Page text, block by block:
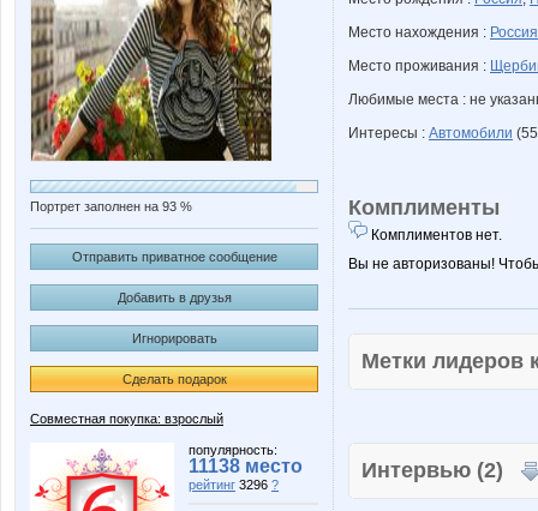
Портрет заполнен на 93 %
Отправить приватное сообщение
Добавить в друзья
Игнорировать
Сделать подарок
Совместная покупка: взрослый
популярность:
11138 место
рейтинг 3296 ?
Место нахождения : Россия
Место проживания :
Любимые места : не
Интересы : Автомобили
Комплименты
Комплиментов нет.
Вы не авторизованы!
Метки
Интервью (2)